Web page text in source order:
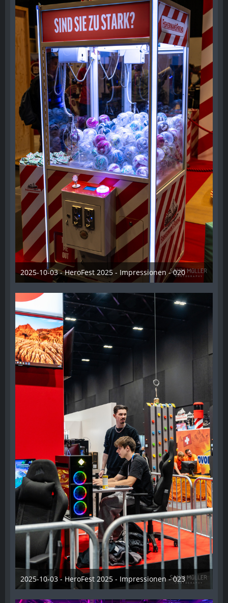
2025-10-03 - HeroFest 2025 - Impressionen - 020
21. Oktober 2025
2025-10-03 - HeroFest 2025 - Impressionen - 023
21. Oktober 2025